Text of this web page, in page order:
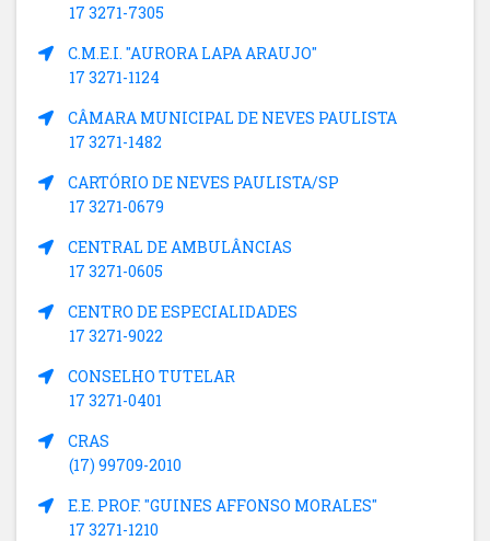
17 3271-7305
C.M.E.I. "AURORA LAPA ARAUJO"
17 3271-1124
CÂMARA MUNICIPAL DE NEVES PAULISTA
17 3271-1482
CARTÓRIO DE NEVES PAULISTA/SP
17 3271-0679
CENTRAL DE AMBULÂNCIAS
17 3271-0605
CENTRO DE ESPECIALIDADES
17 3271-9022
CONSELHO TUTELAR
17 3271-0401
CRAS
(17) 99709-2010
E.E. PROF. "GUINES AFFONSO MORALES"
17 3271-1210